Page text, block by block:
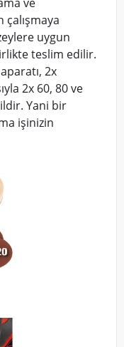
çalışmaya
uygun
teslim edilir.
2x
2x 60, 80 ve
Yani bir
işinizin